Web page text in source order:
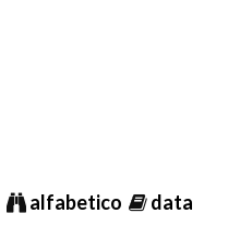
alfabetico data